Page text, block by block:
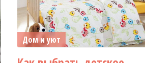
Дом и уют